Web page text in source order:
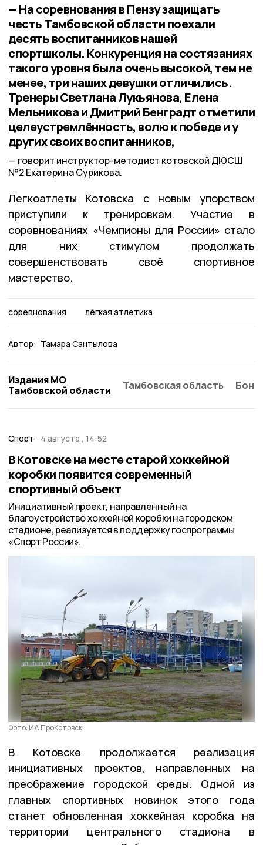
— На соревнования в Пензу защищать
честь Тамбовской области поехали
десять воспитанников нашей
спортшколы. Конкуренция на состязаниях
такого уровня была очень высокой, тем не
менее, три наших девушки отличились.
Тренеры Светлана Лукьянова, Елена
Мельникова и Дмитрий Бенградт отметили
целеустремлённость, волю к победе и у
других своих воспитанников,
говорит инструктор-методист котовской ДЮСШ
№2 Екатерина Сурикова.
Легкоатлеты Котовска с новым упорством
приступили к тренировкам. Участие в
соревнованиях «Чемпионы для России» стало
для них стимулом продолжать
совершенствовать своё спортивное
мастерство.
соревнования лёгкая атлетика
Автор: Тамара Сантылова
Издания МО
Тамбовской области
Тамбовская область
Спорт 4 августа , 14:52
В Котовске на месте старой хоккейной
коробки появится современный
спортивный объект
Инициативный проект, направленный на
благоустройство хоккейной коробки на городском
стадионе, реализуется в поддержку госпрограммы
«Спорт России».
Фото: ИА ПроКотовск
В Котовске продолжается реализация
инициативных проектов, направленных на
преображение городской среды. Одной из
главных спортивных новинок этого года
станет обновленная хоккейная коробка на
территории центрального стадиона в